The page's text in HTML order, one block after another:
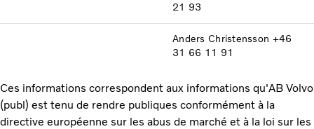
21 93
Anders Christensson +46
31 66 11 91
Ces informations correspondent aux informations qu'AB Volvo
(publ) est tenu de rendre publiques conformément à la
directive européenne sur les abus de marché et à la loi sur les